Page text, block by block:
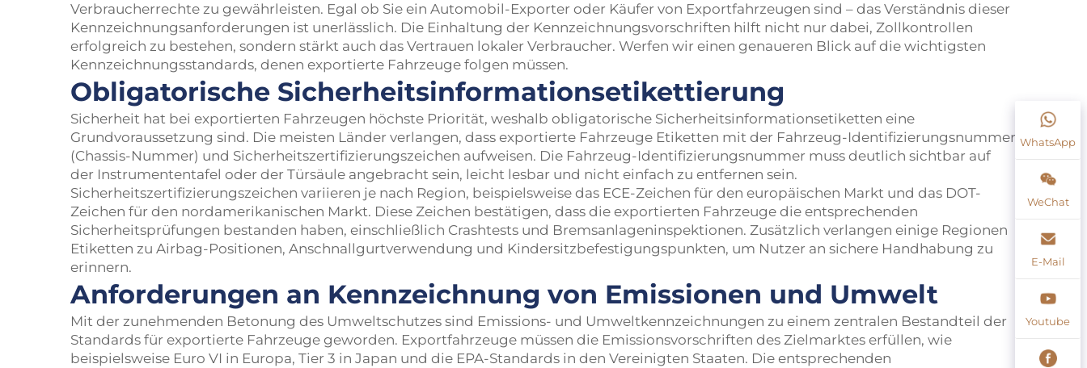
Verbraucherrechte zu gewährleisten. Egal ob Sie ein Automobil-Exporter oder Käufer von Exportfahrzeugen sind – das Verständnis dieser
Kennzeichnungsanforderungen ist unerlässlich. Die Einhaltung der Kennzeichnungsvorschriften hilft nicht nur dabei, Zollkontrollen
erfolgreich zu bestehen, sondern stärkt auch das Vertrauen lokaler Verbraucher. Werfen wir einen genaueren Blick auf die wichtigsten
Kennzeichnungsstandards, denen exportierte Fahrzeuge folgen müssen.
Obligatorische Sicherheitsinformationsetikettierung
Sicherheit hat bei exportierten Fahrzeugen höchste Priorität, weshalb obligatorische Sicherheitsinformationsetiketten eine
Grundvoraussetzung sind. Die meisten Länder verlangen, dass exportierte Fahrzeuge Etiketten mit der Fahrzeug-Identifizierungsnummer
(Chassis-Nummer) und Sicherheitszertifizierungszeichen aufweisen. Die Fahrzeug-Identifizierungsnummer muss deutlich sichtbar auf
der Instrumententafel oder der Türsäule angebracht sein, leicht lesbar und nicht einfach zu entfernen sein.
Sicherheitszertifizierungszeichen variieren je nach Region, beispielsweise das ECE-Zeichen für den europäischen Markt und das DOT-
Zeichen für den nordamerikanischen Markt. Diese Zeichen bestätigen, dass die exportierten Fahrzeuge die entsprechenden
Sicherheitsprüfungen bestanden haben, einschließlich Crashtests und Bremsanlageninspektionen. Zusätzlich verlangen einige Regionen
Etiketten zu Airbag-Positionen, Anschnallgurtverwendung und Kindersitzbefestigungspunkten, um Nutzer an sichere Handhabung zu
erinnern.
Anforderungen an Kennzeichnung von Emissionen und Umwelt
Mit der zunehmenden Betonung des Umweltschutzes sind Emissions- und Umweltkennzeichnungen zu einem zentralen Bestandteil der
Standards für exportierte Fahrzeuge geworden. Exportfahrzeuge müssen die Emissionsvorschriften des Zielmarktes erfüllen, wie
beispielsweise Euro VI in Europa, Tier 3 in Japan und die EPA-Standards in den Vereinigten Staaten. Die entsprechenden
WhatsApp
WeChat
E-Mail
Youtube